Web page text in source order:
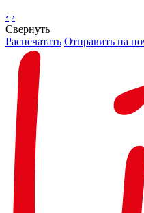
‹ ›
Свернуть
Распечатать Отправить на